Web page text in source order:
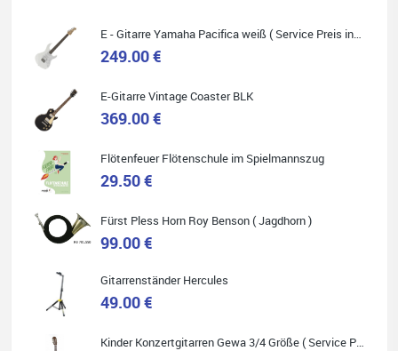
Quelle: Google-Rezension
Helene Balluff
Das Musikhaus Stöppel ist super!
Ich habe eine Westerngitarre gekauft.
Die Qualität und das Preis-Leistungsverhältnis sind erstaunlich.
möchte.
E - Gitarre Yamaha Pacifica weiß ( Service Preis inkl. Werkstatt Service )
249.00 €
E-Gitarre Vintage Coaster BLK
369.00 €
Flötenfeuer Flötenschule im Spielmannszug
29.50 €
Fürst Pless Horn Roy Benson ( Jagdhorn )
99.00 €
Gitarrenständer Hercules
49.00 €
Kinder Konzertgitarren Gewa 3/4 Größe ( Service Preis inkl. Werkstatt Service )